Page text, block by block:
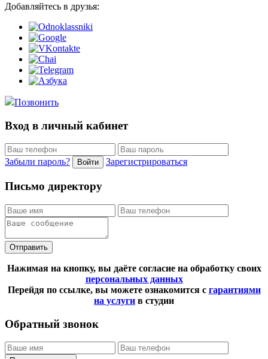
Добавляйтесь в друзья:
Позвонить
Вход в личный кабинет
Забыли пароль? Войти Зарегистрироваться
Письмо директору
Отправить
Нажимая на кнопку, вы даёте согласие на обработку своих
персональных данных
Перейдя по ссылке, вы можете ознакомится с гарантиями
на услуги в студии
Обратный звонок